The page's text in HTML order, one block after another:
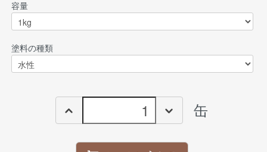
容量
塗料の種類
缶